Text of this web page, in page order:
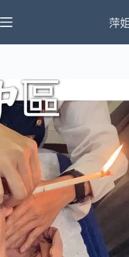
至
主
容
萍